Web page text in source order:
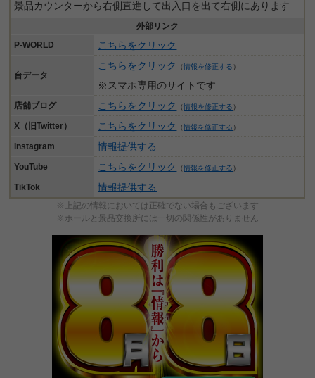
景品カウンターから右側直進して出入口を出て右側にあります
外部リンク
P-WORLD
こちらをクリック
台データ
こちらをクリック （情報を修正する ）
※スマホ専用のサイトです
店舗ブログ こちらをクリック （情報を修正する ）
X（旧Twitter） こちらをクリック （情報を修正する ）
Instagram 情報提供する
YouTube こちらをクリック （情報を修正する ）
TikTok 情報提供する
※上記の情報においては正確でない場合もございます
※ホールと景品交換所には一切の関係性がありません